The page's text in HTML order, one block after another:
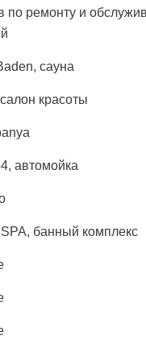
по ремонту и
сауна
красоты
автомойка
банный комплекс